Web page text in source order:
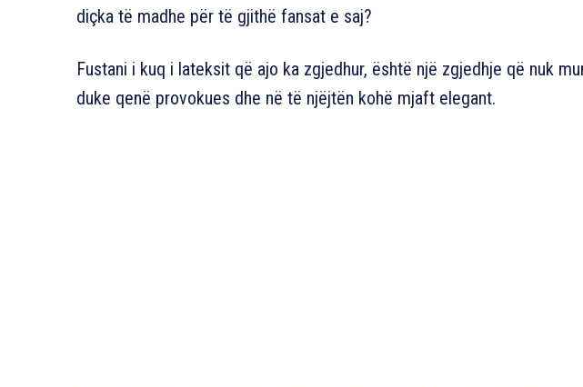
diçka të madhe për të gjithë fansat e saj?
Fustani i kuq i lateksit që ajo ka zgjedhur, është një zgjedhje që nuk
duke qenë provokues dhe në të njëjtën kohë mjaft elegant.